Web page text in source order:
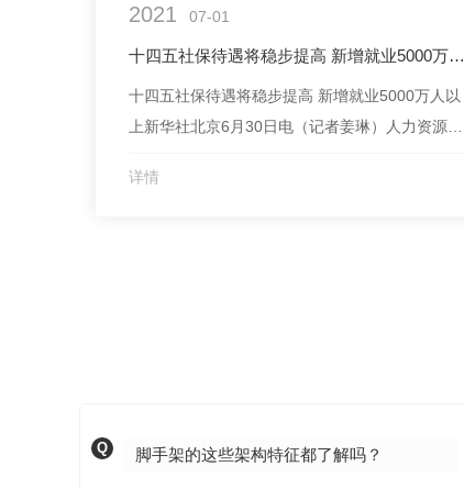
上，城镇调查失业率控制在5.5%以...
2021 07-01
十四五社保待遇将稳步提高 新增就业5000万人以上
十四五社保待遇将稳步提高 新增就业5000万人以
上新华社北京6月30日电（记者姜琳）人力资源和
保障事业发展“十四五”规划》，部署了就业、社会
详情
Q 脚手架的这些架构特征都了解吗？